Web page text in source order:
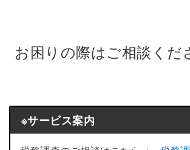
お困りの際はご相談くだ
※サービス案内